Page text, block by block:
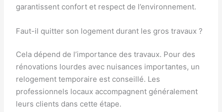
garantissent confort et respect de l’environnement.
Faut-il quitter son logement durant les gros travaux ?
Cela dépend de l’importance des travaux. Pour des
rénovations lourdes avec nuisances importantes, un
relogement temporaire est conseillé. Les
professionnels locaux accompagnent généralement
leurs clients dans cette étape.